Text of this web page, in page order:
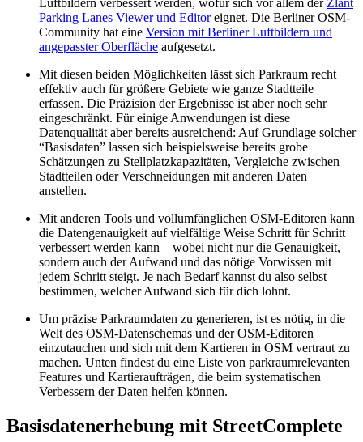
Luftbildern verbessert werden, wofür sich vor allem der Zlant
Parking Lanes Viewer und Editoreignet. Die Berliner OSM-
Community hat eine Version mit Berliner Luftbildern und
angepasster Oberfläche aufgesetzt.
Mit diesen beiden Möglichkeiten lässt sich Parkraum recht
effektiv auch für größere Gebiete wie ganze Stadtteile
erfassen. Die Präzision der Ergebnisse ist aber noch sehr
eingeschränkt. Für einige Anwendungen ist diese
Datenqualität aber bereits ausreichend: Auf Grundlage solcher
“Basisdaten” lassen sich beispielsweise bereits grobe
Schätzungen zu Stellplatzkapazitäten, Vergleiche zwischen
Stadtteilen oder Verschneidungen mit anderen Daten
anstellen.
Mit anderen Tools und vollumfänglichen OSM-Editoren kann
die Datengenauigkeit auf vielfältige Weise Schritt für Schritt
verbessert werden kann – wobei nicht nur die Genauigkeit,
sondern auch der Aufwand und das nötige Vorwissen mit
jedem Schritt steigt. Je nach Bedarf kannst du also selbst
bestimmen, welcher Aufwand sich für dich lohnt.
Um präzise Parkraumdaten zu generieren, ist es nötig, in die
Welt des OSM-Datenschemas und der OSM-Editoren
einzutauchen und sich mit dem Kartieren in OSM vertraut zu
machen. Unten findest du eine Liste von parkraumrelevanten
Features und Kartieraufträgen, die beim systematischen
Verbessern der Daten helfen können.
Basisdatenerhebung mit StreetComplete